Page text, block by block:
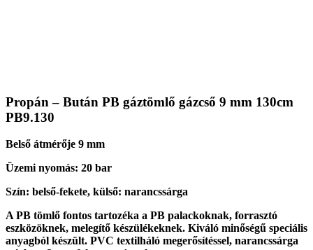
Propán – Bután PB gáztömlő gázcső 9 mm 130cm
PB9.130
Belső átmérője 9 mm
Üzemi nyomás: 20 bar
Szín: belső-fekete, külső: narancssárga
A PB tömlő fontos tartozéka a PB palackoknak, forrasztó
eszközöknek, melegítő készülékeknek. Kiváló minőségű speciális
anyagból készült. PVC textilháló megerősítéssel, narancssárga